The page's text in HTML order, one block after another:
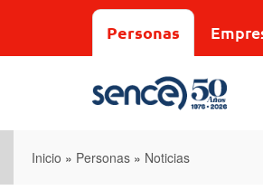
Personas
Inicio » Personas » Noticias